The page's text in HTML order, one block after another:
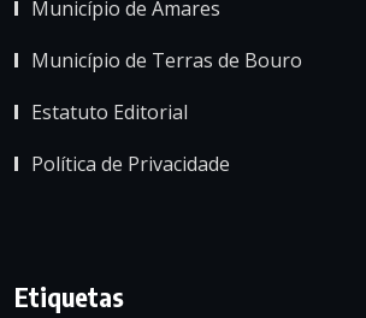
Município de Amares
Município de Terras de Bouro
Estatuto Editorial
Política de Privacidade
Etiquetas